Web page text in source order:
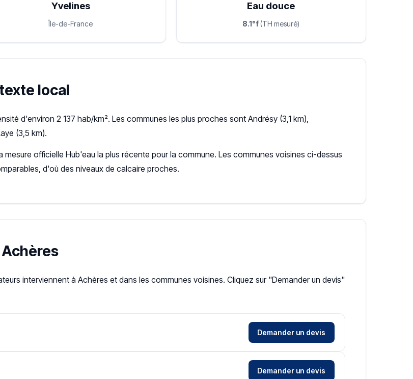
Yvelines
Île-de-France
Eau douce
8.1°f (TH mesuré)
local
d'environ 2 137 hab/km². Les communes les plus proches sont Andrésy (3,1 km),
(3,5 km).
mesure officielle Hub'eau la plus récente pour la commune. Les communes voisines ci-dessus
d'où des niveaux de calcaire proches.
interviennent à Achères et dans les communes voisines. Cliquez sur "Demander un devis"
Demander un devis
Demander un devis